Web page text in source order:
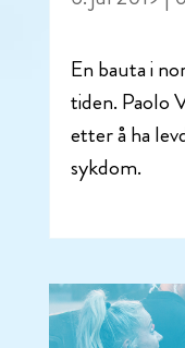
En bauta i
tiden. Paolo
etter å ha
sykdom.